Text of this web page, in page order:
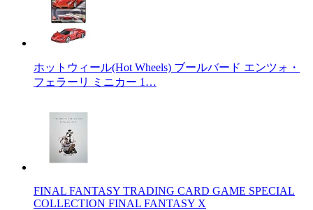
ホットウィール(Hot Wheels) ブールバード エンツォ・
フェラーリ ミニカー 1…
FINAL FANTASY TRADING CARD GAME SPECIAL
COLLECTION FINAL FANTASY X